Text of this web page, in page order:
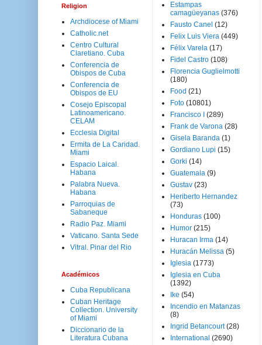
Religion
Archdiocese of Miami
Catholic.net
Centro Cultural
Claretiano. Cuba
Conferencia de
Obispos de Cuba
Conferencia de
Obispos de EU
Cosejo Episcopal
Latinoamericano.
CELAM
Ecclesia Digital
Ermita de La Caridad.
Miami
Espacio Laical.
Habana
Palabra Nueva.
Habana
Parroquias de
Sabaneque
Radio Paz. Miami
Vaticano. Santa Sede
Vitral. Pinar del Rio
Académicos
Cuba Republicana
Cuban Heritage
Collection. University
of Miami
Diccionario de la
Literatura Cubana
Estampas
camagüeyanas (376)
Fausto Canel (12)
Felix Luis Viera (449)
Félix Varela (17)
Fidel Castro (108)
Florencia Guglielmotti
(180)
Food (21)
Foto (10801)
Francisco I
(289)
Frank de Varona (28)
Gisela Baranda (1)
Gordiano Lupi (15)
Gorki (14)
Guatemala (9)
Gustav (23)
Heriberto Hernandez
(73)
Honduras (100)
Humor (215)
Huracan Irma (14)
Huracán Melissa (5)
Iglesia (1773)
Iglesia en Cuba
(1392)
Ike (54)
Incendio en Matanzas
(8)
Ingrid Betancourt (28)
International (2690)